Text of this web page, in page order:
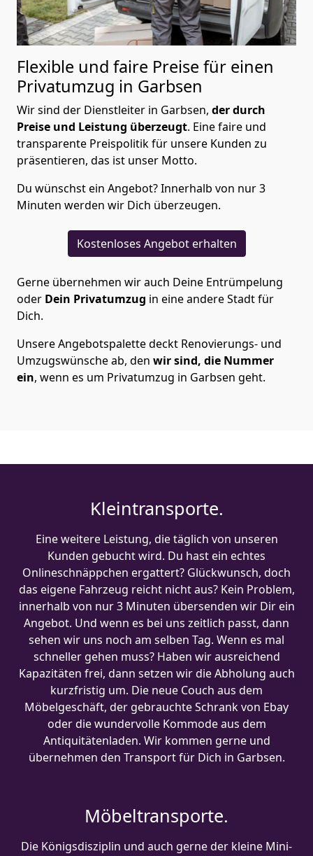
Flexible und faire Preise für einen
Privatumzug in Garbsen
Wir sind der Dienstleiter in Garbsen, der durch
Preise und Leistung überzeugt. Eine faire und
transparente Preispolitik für unsere Kunden zu
präsentieren, das ist unser Motto.
Du wünschst ein Angebot? Innerhalb von nur 3
Minuten werden wir Dich überzeugen.
Kostenloses Angebot erhalten
Gerne übernehmen wir auch Deine Entrümpelung
oder Dein Privatumzug in eine andere Stadt für
Dich.
Unsere Angebotspalette deckt Renovierungs- und
Umzugswünsche ab, den wir sind, die Nummer
ein, wenn es um Privatumzug in Garbsen geht.
Kleintransporte.
Eine weitere Leistung, die täglich von unseren
Kunden gebucht wird. Du hast ein echtes
Onlineschnäppchen ergattert? Glückwunsch, doch
das eigene Fahrzeug reicht nicht aus? Kein Problem,
innerhalb von nur 3 Minuten übersenden wir Dir ein
Angebot. Und wenn es bei uns zeitlich passt, dann
sehen wir uns noch am selben Tag. Wenn es mal
schneller gehen muss? Haben wir ausreichend
Kapazitäten frei, dann setzen wir die Abholung auch
kurzfristig um. Die neue Couch aus dem
Möbelgeschäft, der gebrauchte Schrank von Ebay
oder die wundervolle Kommode aus dem
Antiquitätenladen. Wir kommen gerne und
übernehmen den Transport für Dich in Garbsen.
Möbeltransporte.
Die Königsdisziplin und auch gerne der kleine Mini-